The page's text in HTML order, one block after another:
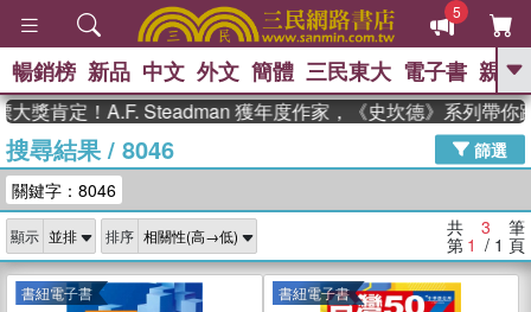
5
GO
高希均教授回憶錄
、 The Odyssey 、 父親節 、 如果歷
獎 臺灣漫遊錄 、 方念華 、 台灣的李
登輝時代
數學女孩：黎曼猜想 、
偉大的迷走神經
暢銷榜 新品 中文 外文 簡體 三民東大 電子書 親子
獎肯定！A.F. Steadman 獲年度作家，《史坎德》系列帶你
搜尋結果/ 8046
篩選
關鍵字：8046
顯示 排序 共 3 筆
第 1 / 1 頁
書紐電子書 書紐電子書